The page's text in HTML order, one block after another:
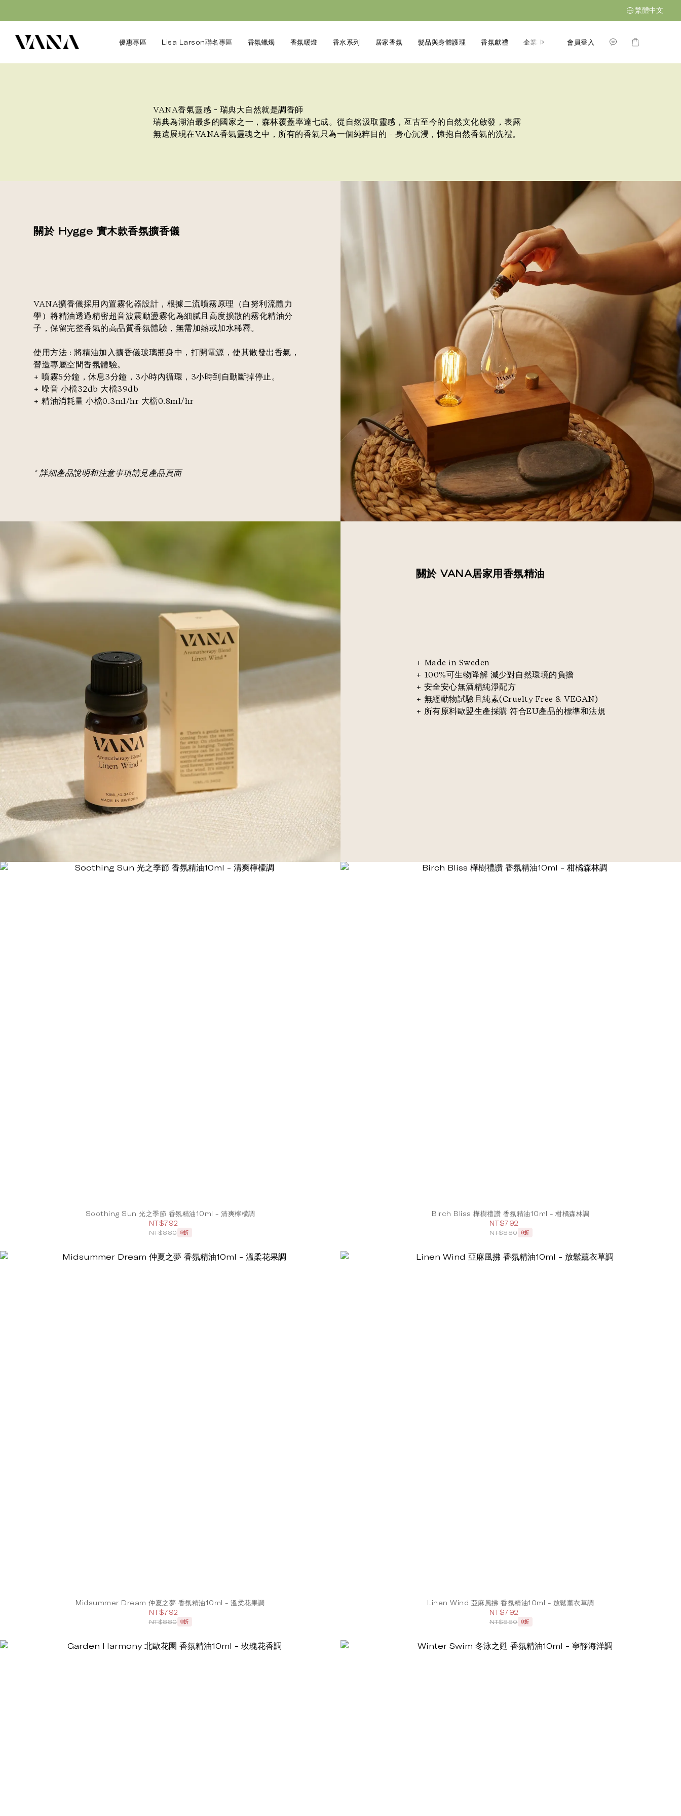
繁體中文
優惠專區 Lisa Larson聯名專區 香氛蠟燭 香氛暖燈 香水系列 居家香氛 髮品與身體護理 香氛獻禮 企業禮贈 故事系列 部落格
會員登入
VANA香氣靈感 - 瑞典大自然就是調香師
瑞典為湖泊最多的國家之一，森林覆蓋率達七成。從自然汲取靈感，亙古至今的自然文化啟發，表露
無遺展現在VANA香氣靈魂之中，所有的香氣只為一個純粹目的 - 身心沉浸，懷抱自然香氣的洗禮。
關於 Hygge 實木款香氛擴香儀
VANA擴香儀採用內置霧化器設計，根據二流噴霧原理（白努利流體力
學）將精油透過精密超音波震動盪霧化為細膩且高度擴散的霧化精油分
子，保留完整香氣的高品質香氛體驗，無需加熱或加水稀釋。
使用方法 : 將精油加入擴香儀玻璃瓶身中，打開電源，使其散發出香氣，
營造專屬空間香氛體驗。
+ 噴霧5分鐘，休息3分鐘，3小時內循環，3小時到自動斷掉停止。
+ 噪音 小檔32db 大檔39db
+ 精油消耗量 小檔0.3ml/hr 大檔0.8ml/hr
* 詳細產品說明和注意事項請見產品頁面
關於 VANA居家用香氛精油
+ Made in Sweden
+ 100%可生物降解 減少對自然環境的負擔
+ 安全安心無酒精純淨配方
+ 無經動物試驗且純素(Cruelty Free & VEGAN)
+ 所有原料歐盟生產採購 符合EU產品的標準和法規
Soothing Sun 光之季節 香氛精油10ml - 清爽檸檬調
NT$792
NT$880 9折
Birch Bliss 樺樹禮讚 香氛精油10ml - 柑橘森林調
NT$792
NT$880 9折
Midsummer Dream 仲夏之夢 香氛精油10ml - 溫柔花果調
NT$792
NT$880 9折
Linen Wind 亞麻風拂 香氛精油10ml - 放鬆薰衣草調
NT$792
NT$880 9折